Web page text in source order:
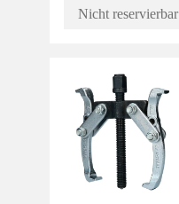
Nicht reservierbar